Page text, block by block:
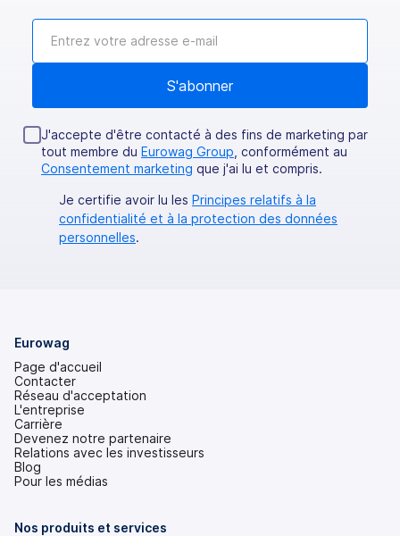
J'accepte d'être contacté à des fins de marketing par
tout membre du Eurowag Group , conformément au
Consentement marketing que j'ai lu et compris.
Je certifie avoir lu les Principes relatifs à la
confidentialité et à la protection des données
personnelles.
Eurowag
Page d'accueil
Contacter
Réseau d'acceptation
L'entreprise
Carrière
Devenez notre partenaire
Relations avec les investisseurs
(s'ouvre
dans
onglet)
Blog
Pour les médias
Nos produits et services